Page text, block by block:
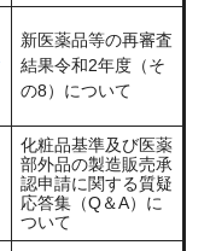
新医薬品等の再審査
結果令和2年度（そ
の8）について
化粧品基準及び医薬
部外品の製造販売承
認申請に関する質疑
応答集（Q＆A）に
ついて